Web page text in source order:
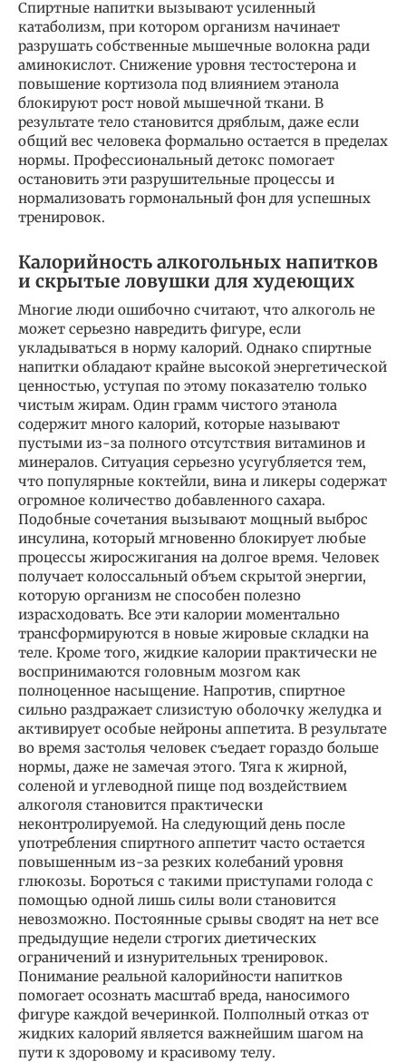
Спиртные напитки вызывают усиленный
катаболизм, при котором организм начинает
разрушать собственные мышечные волокна ради
аминокислот. Снижение уровня тестостерона и
повышение кортизола под влиянием этанола
блокируют рост новой мышечной ткани. В
результате тело становится дряблым, даже если
общий вес человека формально остается в пределах
нормы. Профессиональный детокс помогает
остановить эти разрушительные процессы и
нормализовать гормональный фон для успешных
тренировок.
Калорийность алкогольных напитков
и скрытые ловушки для худеющих
Многие люди ошибочно считают, что алкоголь не
может серьезно навредить фигуре, если
укладываться в норму калорий. Однако спиртные
напитки обладают крайне высокой энергетической
ценностью, уступая по этому показателю только
чистым жирам. Один грамм чистого этанола
содержит много калорий, которые называют
пустыми из-за полного отсутствия витаминов и
минералов. Ситуация серьезно усугубляется тем,
что популярные коктейли, вина и ликеры содержат
огромное количество добавленного сахара.
Подобные сочетания вызывают мощный выброс
инсулина, который мгновенно блокирует любые
процессы жиросжигания на долгое время. Человек
получает колоссальный объем скрытой энергии,
которую организм не способен полезно
израсходовать. Все эти калории моментально
трансформируются в новые жировые складки на
теле. Кроме того, жидкие калории практически не
воспринимаются головным мозгом как
полноценное насыщение. Напротив, спиртное
сильно раздражает слизистую оболочку желудка и
активирует особые нейроны аппетита. В результате
во время застолья человек съедает гораздо больше
нормы, даже не замечая этого. Тяга к жирной,
соленой и углеводной пище под воздействием
алкоголя становится практически
неконтролируемой. На следующий день после
употребления спиртного аппетит часто остается
повышенным из-за резких колебаний уровня
глюкозы. Бороться с такими приступами голода с
помощью одной лишь силы воли становится
невозможно. Постоянные срывы сводят на нет все
предыдущие недели строгих диетических
ограничений и изнурительных тренировок.
Понимание реальной калорийности напитков
помогает осознать масштаб вреда, наносимого
фигуре каждой вечеринкой. Полполный отказ от
жидких калорий является важнейшим шагом на
пути к здоровому и красивому телу.